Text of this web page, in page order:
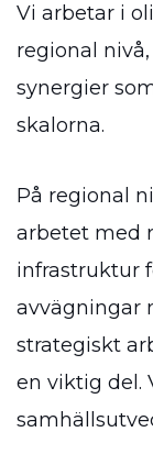
Vi arbetar i
regional
synergier
skalorna.
På regional
arbetet med
infrastruktur
avvägningar
strategiskt
en viktig del.